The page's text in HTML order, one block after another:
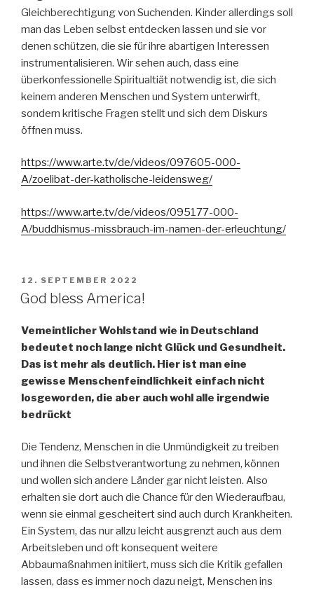
Gleichberechtigung von Suchenden. Kinder allerdings soll
man das Leben selbst entdecken lassen und sie vor
denen schützen, die sie für ihre abartigen Interessen
instrumentalisieren. Wir sehen auch, dass eine
überkonfessionelle Spiritualtiät notwendig ist, die sich
keinem anderen Menschen und System unterwirft,
sondern kritische Fragen stellt und sich dem Diskurs
öffnen muss.
https://www.arte.tv/de/videos/097605-000-
A/zoelibat-der-katholische-leidensweg/
https://www.arte.tv/de/videos/095177-000-
A/buddhismus-missbrauch-im-namen-der-erleuchtung/
VERÖFFENTLICHT
AM
12. SEPTEMBER 2022
God bless America!
Vemeintlicher Wohlstand wie in Deutschland
bedeutet noch lange nicht Glück und Gesundheit.
Das ist mehr als deutlich. Hier ist man eine
gewisse Menschenfeindlichkeit einfach nicht
losgeworden, die aber auch wohl alle irgendwie
bedrückt
Die Tendenz, Menschen in die Unmündigkeit zu treiben
und ihnen die Selbstverantwortung zu nehmen, können
und wollen sich andere Länder gar nicht leisten. Also
erhalten sie dort auch die Chance für den Wiederaufbau,
wenn sie einmal gescheitert sind auch durch Krankheiten.
Ein System, das nur allzu leicht ausgrenzt auch aus dem
Arbeitsleben und oft konsequent weitere
Abbaumaßnahmen initiiert, muss sich die Kritik gefallen
lassen, dass es immer noch dazu neigt, Menschen ins